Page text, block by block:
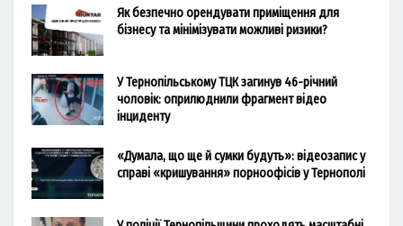
Як безпечно орендувати приміщення для
бізнесу та мінімізувати можливі ризики?
У Тернопільському ТЦК загинув 46-річний
чоловік: оприлюднили фрагмент відео
інциденту
«Думала, що ще й сумки будуть»: відеозапис у
справі «кришування» порноофісів у Тернополі